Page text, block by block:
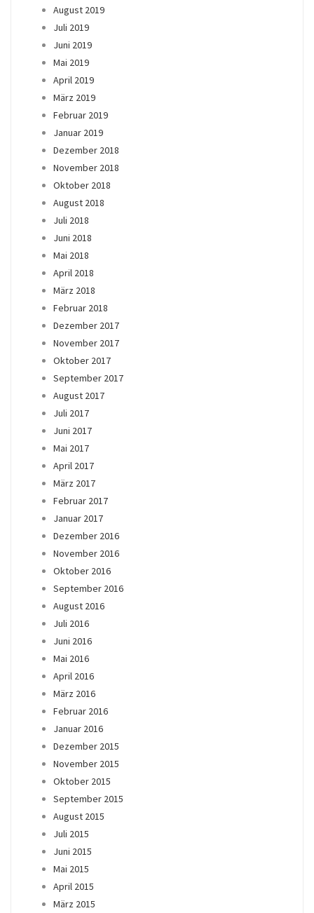
August 2019
Juli 2019
Juni 2019
Mai 2019
April 2019
März 2019
Februar 2019
Januar 2019
Dezember 2018
November 2018
Oktober 2018
August 2018
Juli 2018
Juni 2018
Mai 2018
April 2018
März 2018
Februar 2018
Dezember 2017
November 2017
Oktober 2017
September 2017
August 2017
Juli 2017
Juni 2017
Mai 2017
April 2017
März 2017
Februar 2017
Januar 2017
Dezember 2016
November 2016
Oktober 2016
September 2016
August 2016
Juli 2016
Juni 2016
Mai 2016
April 2016
März 2016
Februar 2016
Januar 2016
Dezember 2015
November 2015
Oktober 2015
September 2015
August 2015
Juli 2015
Juni 2015
Mai 2015
April 2015
März 2015